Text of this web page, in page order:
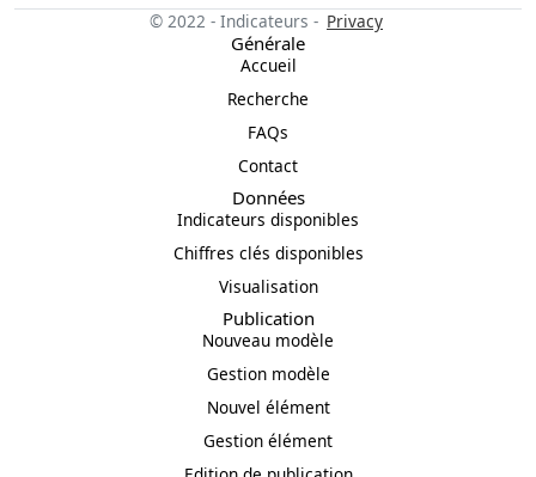
© 2022 - Indicateurs - Privacy
Générale
Accueil
Recherche
FAQs
Contact
Données
Indicateurs disponibles
Chiffres clés disponibles
Visualisation
Publication
Nouveau modèle
Gestion modèle
Nouvel élément
Gestion élément